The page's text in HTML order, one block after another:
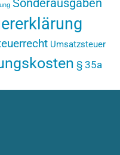
Sonderausgaben
Umsatzsteuer
§ 35a